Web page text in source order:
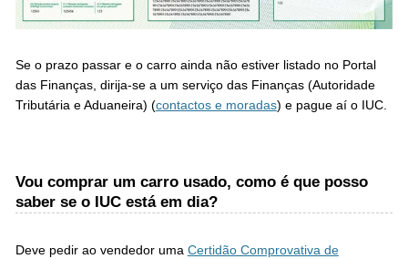
Se o prazo passar e o carro ainda não estiver listado no Portal
das Finanças, dirija-se a um serviço das Finanças (Autoridade
Tributária e Aduaneira) (contactos e moradas) e pague aí o IUC.
Vou comprar um carro usado, como é que posso
saber se o IUC está em dia?
Deve pedir ao vendedor uma Certidão Comprovativa de